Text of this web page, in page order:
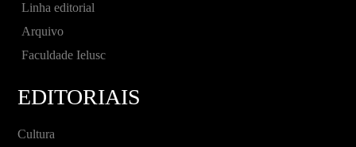
Linha editorial
Arquivo
Faculdade Ielusc
EDITORIAIS
Cultura